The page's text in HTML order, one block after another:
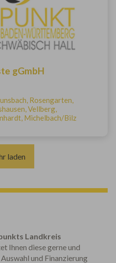
gGmbH
Rosengarten,
Vellberg,
Michelbach/Bilz
laden
Landkreis
Ihnen diese gerne und
und Finanzierung